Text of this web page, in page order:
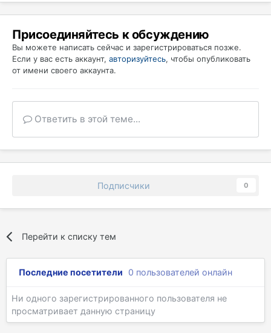
Присоединяйтесь к обсуждению
Вы можете написать сейчас и зарегистрироваться позже.
Если у вас есть аккаунт, авторизуйтесь, чтобы опубликовать
от имени своего аккаунта.
Ответить в этой теме...
Подписчики 0
Перейти к списку тем
Последние посетители 0 пользователей онлайн
Ни одного зарегистрированного пользователя не
просматривает данную страницу